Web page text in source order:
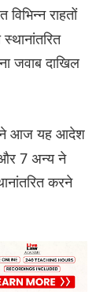
राहतों
जवाब दाखिल
ने आज यह आदेश
और 7 अन्य ने
करने